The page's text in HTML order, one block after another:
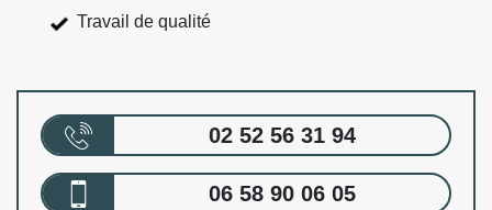
Travail de qualité
02 52 56 31 94
06 58 90 06 05